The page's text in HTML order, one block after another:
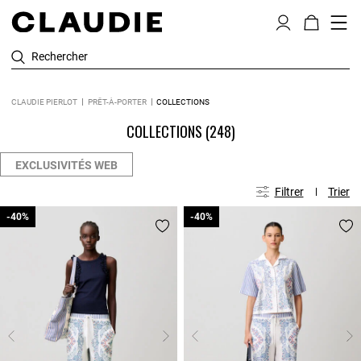
Rechercher
CLAUDIE PIERLOT PRÊT-À-PORTER COLLECTIONS
COLLECTIONS (248)
EXCLUSIVITÉS WEB
Filtrer Trier
-40%
-40% -40%
-40%